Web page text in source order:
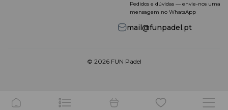
Pedidos e dúvidas — envie-nos uma
mensagem no WhatsApp
mail@funpadel.pt
© 2026 FUN Padel